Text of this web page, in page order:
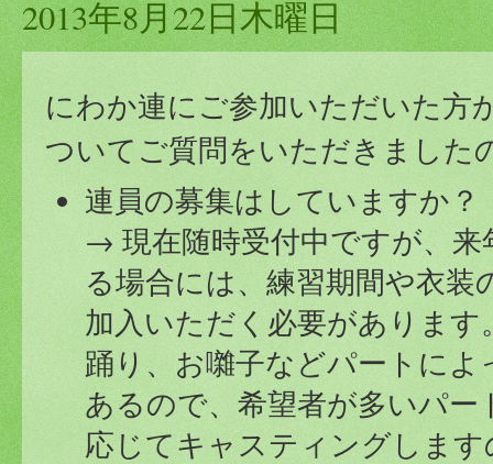
2013年8月22日木曜日
にわか連にご参加いただいた方
ついてご質問をいただきました
連員の募集はしていますか？
→ 現在随時受付中ですが、
る場合には、練習期間や衣
加入いただく必要があります
踊り、お囃子などパートに
あるので、希望者が多いパ
応じてキャスティングしま